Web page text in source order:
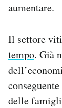
aumentare.
Il settore
tempo. Già
delle